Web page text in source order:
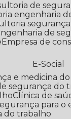
de
engenharia
de
Empresa de
E-Social
e medicina
de segurança do
Clínica de
para o
do trabalho